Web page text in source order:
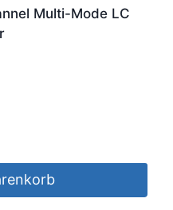
Multi-Mode LC